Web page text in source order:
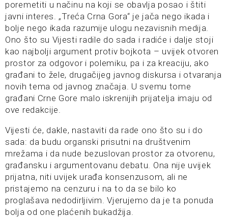
poremetiti u načinu na koji se obavlja posao i štiti
javni interes. „Treća Crna Gora“ je jača nego ikada i
bolje nego ikada razumije ulogu nezavisnih medija.
Ono što su Vijesti radile do sada i radiće i dalje stoji
kao najbolji argument protiv bojkota – uvijek otvoren
prostor za odgovor i polemiku, pa i za kreaciju, ako
građani to žele, drugačijeg javnog diskursa i otvaranja
novih tema od javnog značaja. U svemu tome
građani Crne Gore malo iskrenijih prijatelja imaju od
ove redakcije.
Vijesti će, dakle, nastaviti da rade ono što su i do
sada: da budu organski prisutni na društvenim
mrežama i da nude bezuslovan prostor za otvorenu,
građansku i argumentovanu debatu. Ona nije uvijek
prijatna, niti uvijek urađa konsenzusom, ali ne
pristajemo na cenzuru i na to da se bilo ko
proglašava nedodirljivim. Vjerujemo da je ta ponuda
bolja od one plaćenih bukadžija.